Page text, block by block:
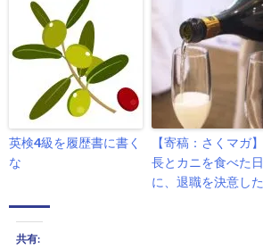
英検4級を履歴書に書く
な
【寄稿：さくマガ
長とカニを食べた日
に、退職を決意した
共有: